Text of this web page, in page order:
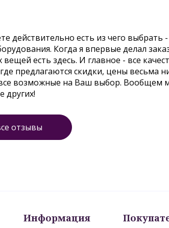
действительно есть из чего
Когда я впервые делал
вещей есть здесь. И главное - все
предлагаются скидки, цены весьма
возможные на Ваш выбор. Вообщем
других!
отзывы
Информация